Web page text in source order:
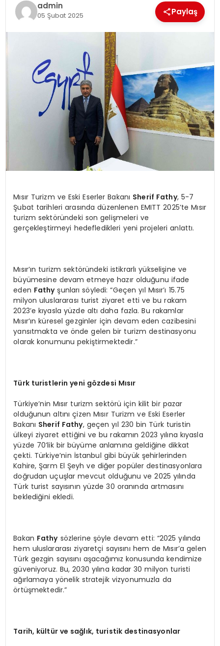
admin
05 Şubat 2025 Paylaş
Mısır Turizm ve Eski Eserler Bakanı Sherif Fathy, 5-7
Şubat tarihleri arasında düzenlenen EMITT 2025’te Mısır
turizm sektöründeki son gelişmeleri ve
gerçekleştirmeyi hedefledikleri yeni projeleri anlattı.
Mısır’ın turizm sektöründeki istikrarlı yükselişine ve
büyümesine devam etmeye hazır olduğunu ifade
eden Fathyşunları söyledi: “Geçen yıl Mısır’ı 15.75
milyon uluslararası turist ziyaret etti ve bu rakam
2023’e kıyasla yüzde altı daha fazla. Bu rakamlar
Mısır’ın küresel gezginler için devam eden cazibesini
yansıtmakta ve önde gelen bir turizm destinasyonu
olarak konumunu pekiştirmektedir.”
Türk turistlerin yeni gözdesi Mısır
Türkiye’nin Mısır turizm sektörü için kilit bir pazar
olduğunun altını çizen Mısır Turizm ve Eski Eserler
Bakanı Sherif Fathy, geçen yıl 230 bin Türk turistin
ülkeyi ziyaret ettiğini ve bu rakamın 2023 yılına kıyasla
yüzde 70’lik bir büyüme anlamına geldiğine dikkat
çekti. Türkiye’nin İstanbul gibi büyük şehirlerinden
Kahire, Şarm El Şeyh ve diğer popüler destinasyonlara
doğrudan uçuşlar mevcut olduğunu ve 2025 yılında
Türk turist sayısının yüzde 30 oranında artmasını
beklediğini ekledi.
Bakan Fathysözlerine şöyle devam etti: “2025 yılında
hem uluslararası ziyaretçi sayısını hem de Mısır’a gelen
Türk gezgin sayısını aşacağımız konusunda kendimize
güveniyoruz. Bu, 2030 yılına kadar 30 milyon turisti
ağırlamaya yönelik stratejik vizyonumuzla da
örtüşmektedir.”
Tarih, kültür ve sağlık, turistik destinasyonlar